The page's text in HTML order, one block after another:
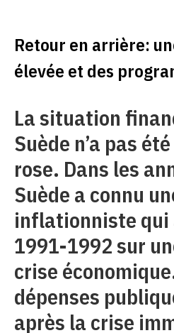
Retour en arrière:
élevée et des
La situation
Suède n’a pas
rose. Dans les
Suède a connu
inflationniste qui
1991-1992 sur
crise
dépenses
après la crise